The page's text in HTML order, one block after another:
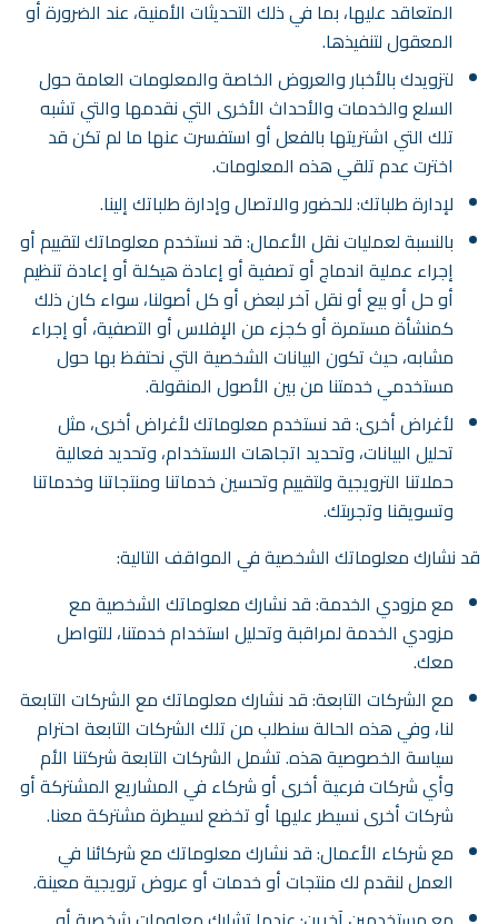
المتعاقد عليها، بما في ذلك التحديثات الأمنية، عند الضرورة أو
المعقول لتنفيذها.
لتزويدك بالأخبار والعروض الخاصة والمعلومات العامة حول
السلع والخدمات والأحداث الأخرى التي نقدمها والتي تشبه
تلك التي اشتريتها بالفعل أو استفسرت عنها ما لم تكن قد
اخترت عدم تلقي هذه المعلومات.
لإدارة طلباتك: للحضور والاتصال وإدارة طلباتك إلينا.
بالنسبة لعمليات نقل الأعمال: قد نستخدم معلوماتك لتقييم أو
إجراء عملية اندماج أو تصفية أو إعادة هيكلة أو إعادة تنظيم
أو حل أو بيع أو نقل آخر لبعض أو كل أصولنا، سواء كان ذلك
كمنشأة مستمرة أو كجزء من الإفلاس أو التصفية، أو إجراء
مشابه، حيث تكون البيانات الشخصية التي نحتفظ بها حول
مستخدمي خدمتنا من بين الأصول المنقولة.
لأغراض أخرى: قد نستخدم معلوماتك لأغراض أخرى، مثل
تحليل البيانات، وتحديد اتجاهات الاستخدام، وتحديد فعالية
حملاتنا الترويجية ولتقييم وتحسين خدماتنا ومنتجاتنا وخدماتنا
وتسويقنا وتجربتك.
قد نشارك معلوماتك الشخصية في المواقف التالية:
مع مزودي الخدمة: قد نشارك معلوماتك الشخصية مع
مزودي الخدمة لمراقبة وتحليل استخدام خدمتنا، للتواصل
معك.
مع الشركات التابعة: قد نشارك معلوماتك مع الشركات التابعة
لنا، وفي هذه الحالة سنطلب من تلك الشركات التابعة احترام
سياسة الخصوصية هذه. تشمل الشركات التابعة شركتنا الأم
وأي شركات فرعية أخرى أو شركاء في المشاريع المشتركة أو
شركات أخرى نسيطر عليها أو تخضع لسيطرة مشتركة معنا.
مع شركاء الأعمال: قد نشارك معلوماتك مع شركائنا في
العمل لنقدم لك منتجات أو خدمات أو عروض ترويجية معينة.